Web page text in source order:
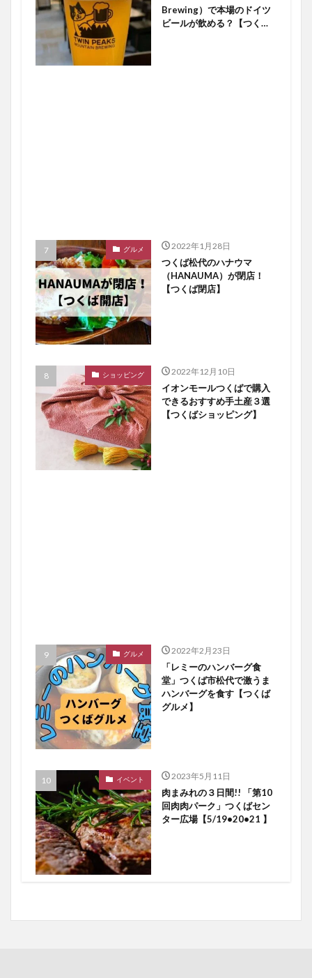
Brewing）で本場のドイツ
ビールが飲める？【つくば
グルメ 2022年1月28日
つくば松代のハナウマ
（HANAUMA）が閉店！
【つくば閉店】
ショッピング 2022年12月10日
イオンモールつくばで購入
できるおすすめ手土産３選
【つくばショッピング】
グルメ 2022年2月23日
「レミーのハンバーグ食
堂」つくば市松代で激うま
ハンバーグを食す【つくば
グルメ】
イベント 2023年5月11日
肉まみれの３日間!! 「第10
回肉肉パーク」つくばセン
ター広場【5/19•20•21 】